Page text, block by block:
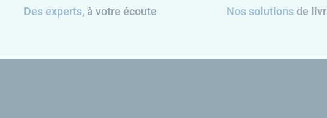
Des experts, à votre écoute Nos solutionsde